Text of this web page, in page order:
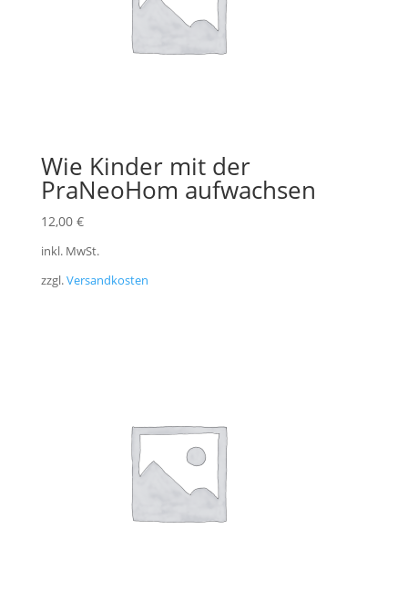
Wie Kinder mit der
PraNeoHom aufwachsen
12,00 €
inkl. MwSt.
zzgl.Versandkosten